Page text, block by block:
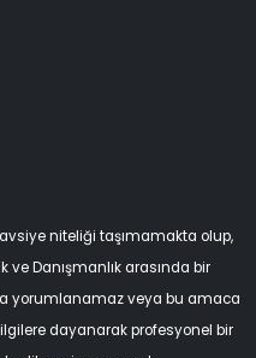
niteliği taşımamakta olup,
Danışmanlık arasında bir
yorumlanamaz veya bu amaca
dayanarak profesyonel bir